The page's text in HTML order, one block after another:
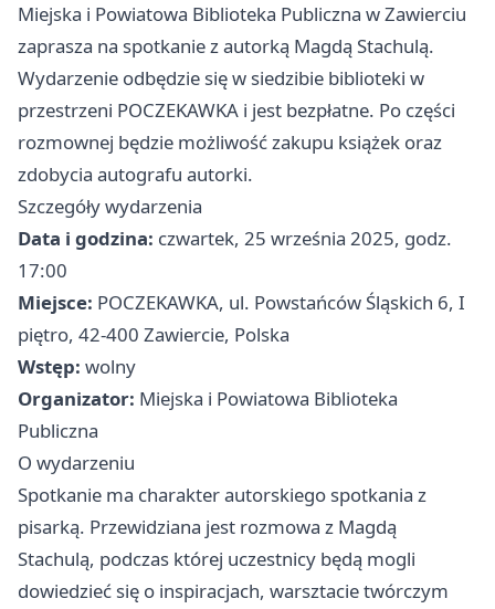
Miejska i Powiatowa Biblioteka Publiczna w Zawierciu
zaprasza na spotkanie z autorką Magdą Stachulą.
Wydarzenie odbędzie się w siedzibie biblioteki w
przestrzeni POCZEKAWKA i jest bezpłatne. Po części
rozmownej będzie możliwość zakupu książek oraz
zdobycia autografu autorki.
Szczegóły wydarzenia
Data i godzina: czwartek, 25 września 2025, godz.
17:00
Miejsce: POCZEKAWKA, ul. Powstańców Śląskich 6, I
piętro, 42-400 Zawiercie, Polska
Wstęp: wolny
Organizator: Miejska i Powiatowa Biblioteka
Publiczna
O wydarzeniu
Spotkanie ma charakter autorskiego spotkania z
pisarką. Przewidziana jest rozmowa z Magdą
Stachulą, podczas której uczestnicy będą mogli
dowiedzieć się o inspiracjach, warsztacie twórczym